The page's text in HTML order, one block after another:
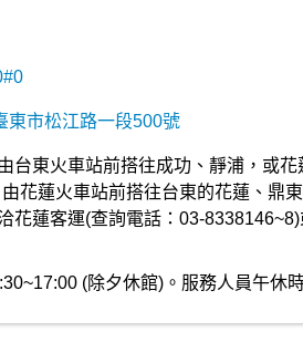
東市松江路一段500號
台東火車站前搭往成功、靜浦，或
花蓮火車站前搭往台東的花蓮、鼎
花蓮客運(查詢電話：03-
(除夕休館)。服務人員午休